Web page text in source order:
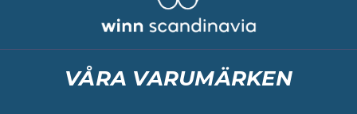
VÅRA VARUMÄRKEN